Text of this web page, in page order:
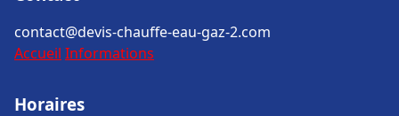
contact@devis-chauffe-eau-gaz-2.com
Accueil Informations
Horaires